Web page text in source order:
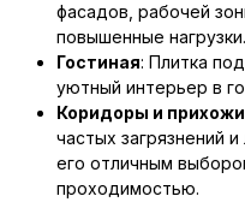
фасадов, рабочей
повышенные нагрузки.
Гостиная: Плитка
уютный интерьер в
Коридоры и
частых загрязнений
его отличным
проходимостью.